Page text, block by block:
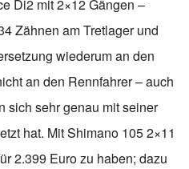
Di2 mit 2×12 Gängen –
Zähnen am Tretlager und
wiederum an den
an den Rennfahrer – auch
sich sehr genau mit seiner
hat. Mit Shimano 105 2×11
2.399 Euro zu haben; dazu